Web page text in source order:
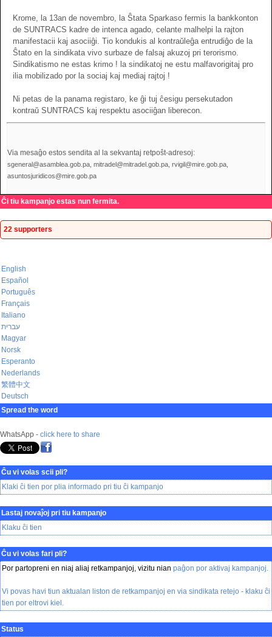
Krome, la 13an de novembro, la Ŝtata Sparkaso fermis la bankkonton
de SUNTRACS kadre de intenca agado, celante malhelpi la rajton
manifestacii kaj asociiĝi. Tio kondukis al kontraŭleĝa entrudiĝo de la
Ŝtato en la sindikata vivo surbaze de falsaj akuzoj pri terorismo.
Sindikatismo ne estas krimo ! la sindikatoj ne estu malfavorigitaj pro
ilia mobilizado por la sociaj kaj mediaj rajtoj !
Ni petas de la panama registaro, ke ĝi tuj ĉesigu persekutadon
kontraŭ SUNTRACS kaj respektu asociiĝan liberecon.
Via mesaĝo estos sendita al la sekvantaj retpoŝt-adresoj:
sgeneral@asamblea.gob.pa, mitradel@mitradel.gob.pa, rvigil@mire.gob.pa,
asuntosjuridicos@mire.gob.pa
Ĉi tiu kampanjo estas nun fermita.
22 supporters
English
Español
Português
Français
Italiano
עברית
Magyar
Norsk
Esperanto
Nederlands
繁體中文
Deutsch
Spread the word
WhatsApp - click here to share
Ĉu vi volas scii pli?
Klaki ĉi tien por plia informado pri tiu ĉi kampanjo
Lastaj novaĵoj pri tiu kampanjo
Klaku ĉi tien
Ĉu vi volas fari pli?
Por partopreni en niaj aliaj retkampanjoj, vizitu nian paĝon por aktivaj kampanjoj.
Vi povas havi tiun aktualan liston de retkampanjoj en via sindikata retejo - klaku ĉi
tien por eltrovi kiel.
Status